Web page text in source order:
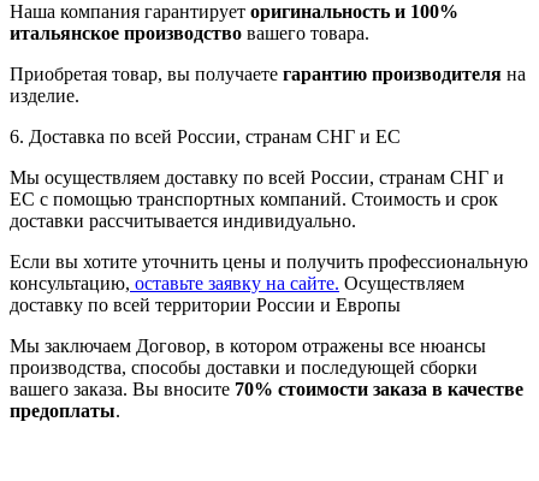
Наша компания гарантирует оригинальность и 100%
итальянское производство вашего товара.
Приобретая товар, вы получаете гарантию производителя на
изделие.
6. Доставка по всей России, странам СНГ и ЕС
Мы осуществляем доставку по всей России, странам СНГ и
ЕС с помощью транспортных компаний. Стоимость и срок
доставки рассчитывается индивидуально.
Если вы хотите уточнить цены и получить профессиональную
консультацию, оставьте заявку на сайте. Осуществляем
доставку по всей территории России и Европы
Мы заключаем Договор, в котором отражены все нюансы
производства, способы доставки и последующей сборки
вашего заказа. Вы вносите 70% стоимости заказа в качестве
предоплаты.